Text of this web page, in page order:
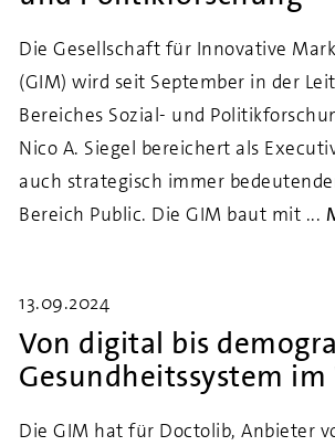
Die Gesellschaft für Innovative
(GIM) wird seit September in der
Bereiches Sozial- und
Nico A. Siegel bereichert als
auch strategisch immer
Bereich Public. Die GIM baut mit ...
13.09.2024
Von digital bis
Gesundheitssystem im
Die GIM hat für Doctolib, Anbieter